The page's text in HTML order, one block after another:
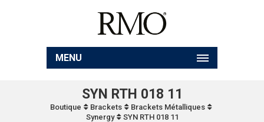
MENU
SYN RTH 018 11
Boutique Brackets
Brackets Métalliques
Synergy
SYN RTH 018 11